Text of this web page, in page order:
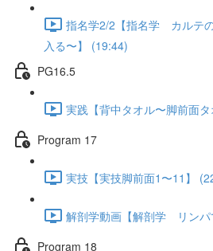
指名学2/2【指名学 カルテ
入る〜】 (19:44)
PG16.5
実践【背中タオル〜脚前面
Program 17
実技【実技脚前面1〜11】
解剖学動画【解剖学 リンパ
Program 18